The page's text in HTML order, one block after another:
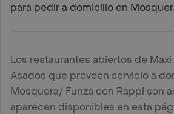
para pedir a domicilio en
Los restaurantes abiertos de
Asados que proveen servicio a
Mosquera/ Funza con Rappi son
aparecen disponibles en esta